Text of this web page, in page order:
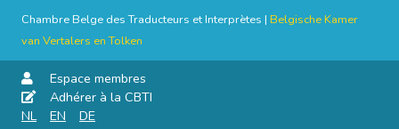
Chambre Belge des Traducteurs et Interprètes | Belgische Kamer
van Vertalers en Tolken
Espace membres
Adhérer à la CBTI
NL
EN DE